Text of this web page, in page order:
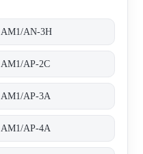
AM1/AN-3H
AM1/AP-2C
AM1/AP-3A
AM1/AP-4A